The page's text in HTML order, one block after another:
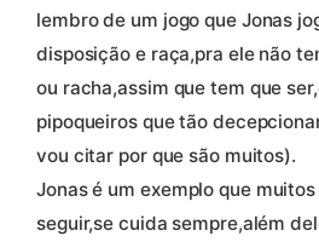
lembro de um jogo que Jonas
disposição e raça,pra ele não
ou racha,assim que tem que
pipoqueiros que tão
vou citar por que são muitos).
Jonas é um exemplo que
seguir,se cuida sempre,além